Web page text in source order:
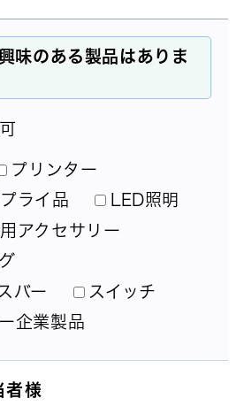
味のある製品はありま
プリンター
ライ品
LED照明
アクセサリー
バー
スイッチ
企業製品
者様